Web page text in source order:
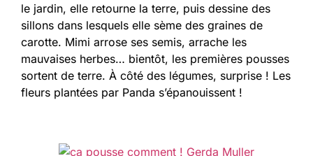
le jardin, elle retourne la terre, puis dessine des
sillons dans lesquels elle sème des graines de
carotte. Mimi arrose ses semis, arrache les
mauvaises herbes… bientôt, les premières pousses
sortent de terre. À côté des légumes, surprise ! Les
fleurs plantées par Panda s’épanouissent !